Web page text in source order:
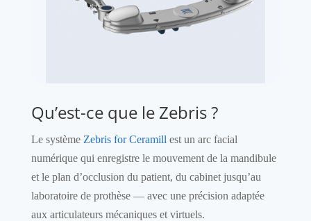
Qu’est-ce que le Zebris ?
Le système Zebris for Ceramill est un arc facial
numérique qui enregistre le mouvement de la mandibule
et le plan d’occlusion du patient, du cabinet jusqu’au
laboratoire de prothèse — avec une précision adaptée
aux articulateurs mécaniques et virtuels.